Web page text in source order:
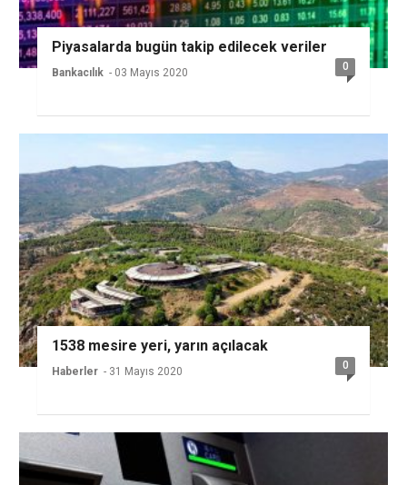
Piyasalarda bugün takip edilecek veriler
Bankacılık - 03 Mayıs 2020 0
1538 mesire yeri, yarın açılacak
Haberler - 31 Mayıs 2020 0